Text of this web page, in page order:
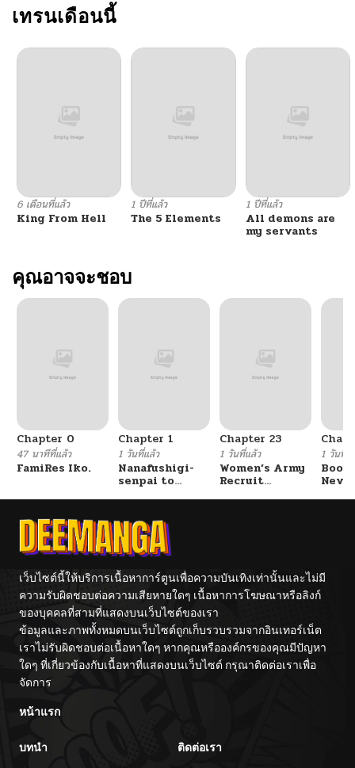
ตอนที่ 260
ตอนที่ 259
ตอนที่ 257 09/28/2025
ตอนที่ 256
ตอนที่ 255 09/14/2025
ตอนที่ 254.1
ตอนที่ 251 08/20/2025
ตอนที่ 249
ตอนที่ 248 07/30/2025
ตอนที่ 247 07/25/2025
ตอนที่ 246 07/13/2025
ตอนที่ 245
ตอนที่ 244
เทรนเดือนนี้
6 เดือนที่แล้ว
King From Hell
1 ปีที่แล้ว
The 5 Elements
1 ปีที่แล้ว
All demons are
my servants
คุณอาจจะชอบ
Chapter 0
47 นาทีที่แล้ว
FamiRes Iko.
Chapter 1
1 วันที่แล้ว
Nanafushigi-
senpai to
Chapter 23
1 วันที่แล้ว
Women’s Army
Recruit
1 วันที่แ
เว็บไซต์นี้ให้บริการเนื้อหาการ์ตูนเพื่อความบันเทิงเท่านั้นและไม่มี
ความรับผิดชอบต่อความเสียหายใดๆ เนื้อหาการโฆษณาหรือลิงก์
ของบุคคลที่สามที่แสดงบนเว็บไซต์ของเรา
ข้อมูลและภาพทั้งหมดบนเว็บไซต์ถูกเก็บรวบรวมจากอินเทอร์เน็ต
เราไม่รับผิดชอบต่อเนื้อหาใดๆ หากคุณหรือองค์กรของคุณมีปัญหา
ใดๆ ที่เกี่ยวข้องกับเนื้อหาที่แสดงบนเว็บไซต์ กรุณาติดต่อเราเพื่อ
จัดการ
หน้าแรก
บทนำ ติดต่อเรา